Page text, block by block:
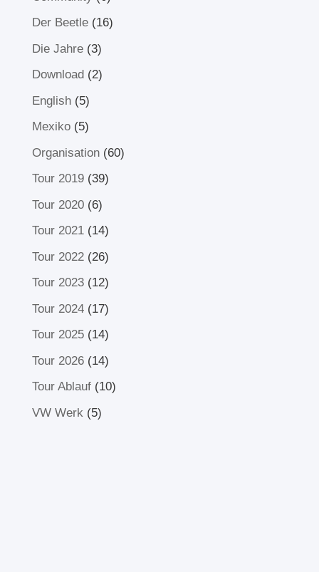
Der Beetle(16)
Die Jahre(3)
Download (2)
English(5)
Mexiko(5)
Organisation(60)
Tour 2019(39)
Tour 2020(6)
Tour 2021(14)
Tour 2022(26)
Tour 2023(12)
Tour 2024(17)
Tour 2025(14)
Tour 2026(14)
Tour Ablauf(10)
VW Werk (5)